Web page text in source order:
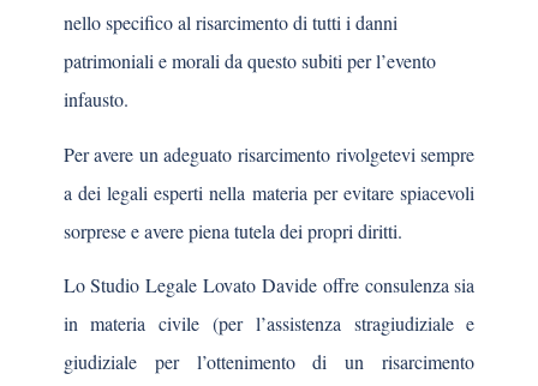
nello specifico al risarcimento di tutti i danni
patrimoniali e morali da questo subiti per l’evento
infausto.
Per avere un adeguato risarcimento rivolgetevi sempre
a dei legali esperti nella materia per evitare spiacevoli
sorprese e avere piena tutela dei propri diritti.
Lo Studio Legale Lovato Davide offre consulenza sia
in materia civile (per l’assistenza stragiudiziale e
giudiziale per l’ottenimento di un risarcimento